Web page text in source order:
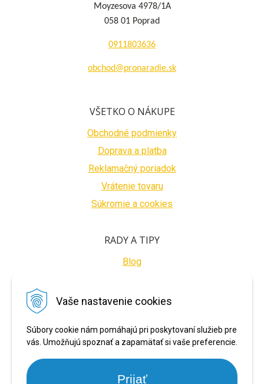
Vaše nastavenie cookies
Súbory cookie nám pomáhajú pri poskytovaní služieb pre
vás. Umožňujú spoznať a zapamätať si vaše preferencie.
Prijať
Moyzesova 4978/1A
058 01 Poprad
0911803636
obchod@pronaradie.sk
VŠETKO O NÁKUPE
Obchodné podmienky
Doprava a platba
Reklamačný poriadok
Vrátenie tovaru
Súkromie a cookies
RADY A TIPY
Blog
BEZPEČNÉ PLATBY